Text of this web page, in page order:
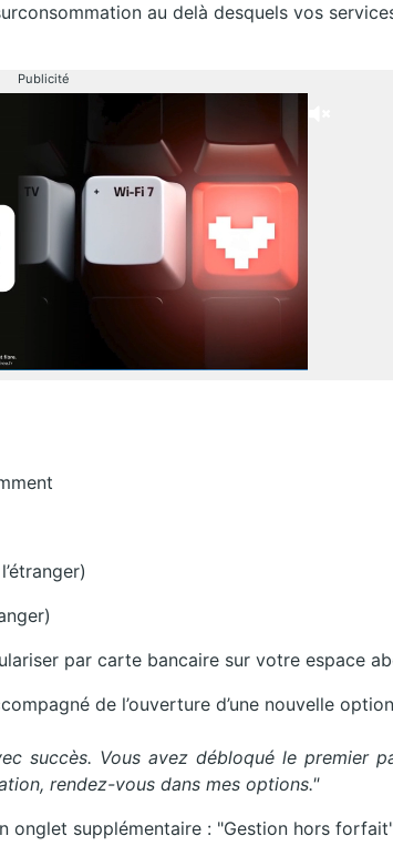
au delà desquels vos
Publicité
par carte bancaire sur votre espace
de l’ouverture d’une nouvelle
succès. Vous avez débloqué le premier
rendez-vous dans mes options."
onglet supplémentaire : "Gestion hors